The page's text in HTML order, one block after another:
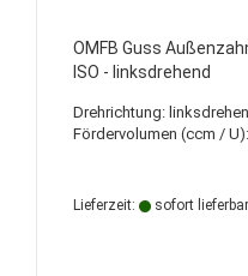
OMFB Guss
ISO - linksdrehend
Drehrichtung:
Fördervolumen (ccm /
Lieferzeit: sofort lieferbar